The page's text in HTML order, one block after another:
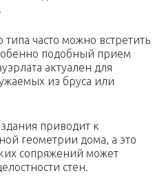
часто можно встретить
подобный прием
актуален для
из бруса или
приводит к
геометрии дома, а это
сопряжений может
стен.